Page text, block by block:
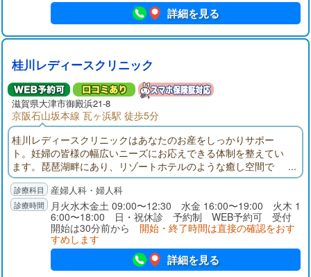
詳細を見る
桂川レディースクリニック
滋賀県大津市御殿浜21-8
京阪石山坂本線 瓦ヶ浜駅 徒歩5分
桂川レディースクリニックはあなたのお産をしっかりサポー
ト。妊婦の皆様の幅広いニーズにお応えできる体制を整えてい
ます。琵琶湖畔にあり、リゾートホテルのような癒し空間で
す。産科のベテラン医師が２名常駐、緊急時対応も万全。婦人
科では女性の心身の変化や疾病に対応いたします。
産婦人科・婦人科
月火水木金土 09:00〜12:30 水金 16:00〜19:00 火木 1
6:00〜18:00 日・祝休診 予約制 WEB予約可 受付
開始は30分前から 開始・終了時間は直接の確認をおす
すめします
詳細を見る